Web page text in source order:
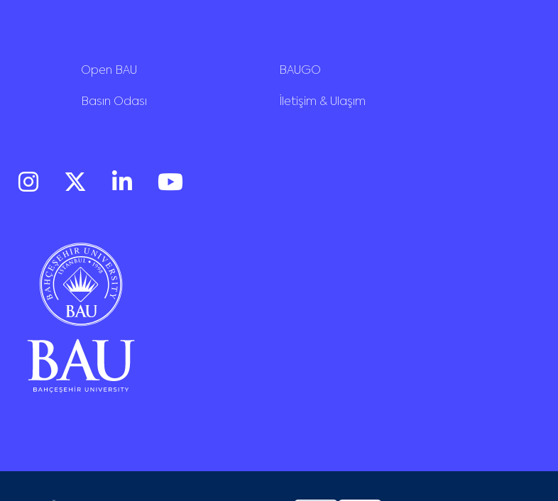
Open BAU BAUGO
Basın Odası İletişim & Ulaşım